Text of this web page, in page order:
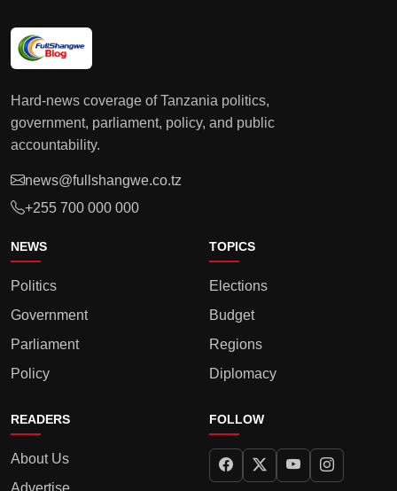
Hard-news coverage of Tanzania politics,
government, parliament, policy, and public
accountability.
news@fullshangwe.co.tz
+255 700 000 000
NEWS
Politics
Government
Parliament
Policy
TOPICS
Elections
Budget
Regions
Diplomacy
READERS
About Us
FOLLOW